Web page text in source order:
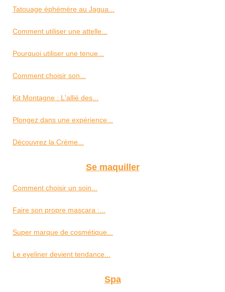
Tatouage éphémère au Jagua...
Comment utiliser une attelle...
Pourquoi utiliser une tenue...
Comment choisir son...
Kit Montagne : L'allié des...
Plongez dans une expérience...
Découvrez la Crème...
Se maquiller
Comment choisir un soin...
Faire son propre mascara :...
Super marque de cosmétique...
Le eyeliner devient tendance...
Spa